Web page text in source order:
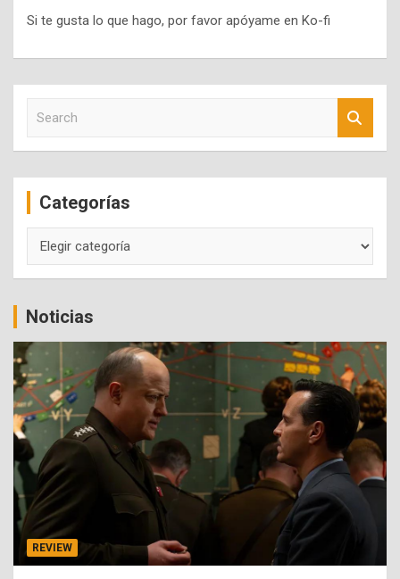
Si te gusta lo que hago, por favor apóyame en Ko-fi
c
Categorías
Noticias
REVIEW